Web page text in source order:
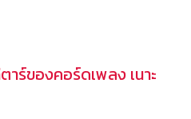
ร์ของคอร์ดเพลง เนาะ